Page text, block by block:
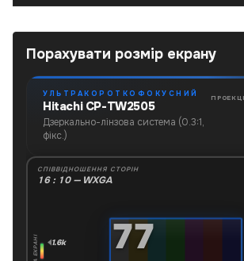
Порахувати розмір екрану
УЛЬТРАКОРОТКОФОКУСНИЙ
Hitachi CP-TW2505
Дзеркально-лінзова система (0.3:1,
фікс.)
СПІВВІДНОШЕННЯ СТОРІН
16 : 10 — WXGA
77"
1.6k